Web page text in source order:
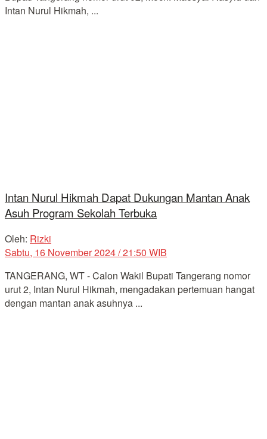
Intan Nurul Hikmah, ...
Intan Nurul Hikmah Dapat Dukungan Mantan Anak
Asuh Program Sekolah Terbuka
Oleh: Rizki
Sabtu, 16 November 2024 / 21:50 WIB
TANGERANG, WT - Calon Wakil Bupati Tangerang nomor
urut 2, Intan Nurul Hikmah, mengadakan pertemuan hangat
dengan mantan anak asuhnya ...